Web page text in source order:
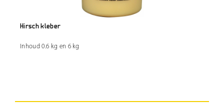
Hirsch kleber
Inhoud 0.6 kg en 6 kg